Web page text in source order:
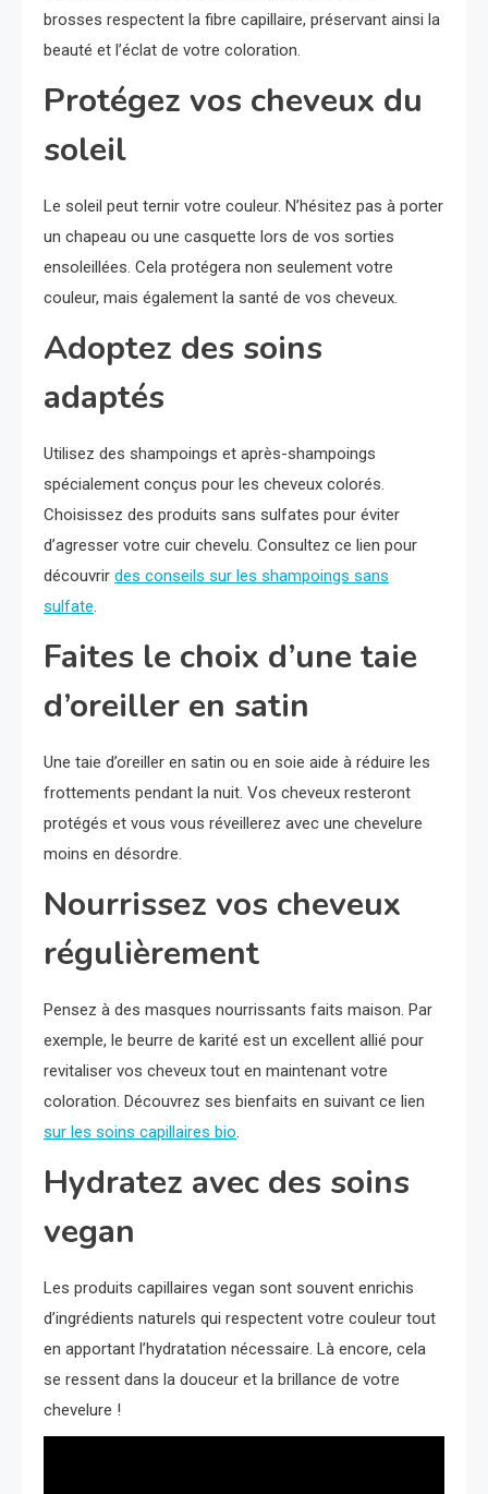
brosses respectent la fibre capillaire, préservant ainsi la
beauté et l’éclat de votre coloration.
Protégez vos cheveux du
soleil
Le soleil peut ternir votre couleur. N’hésitez pas à porter
un chapeau ou une casquette lors de vos sorties
ensoleillées. Cela protégera non seulement votre
couleur, mais également la santé de vos cheveux.
Adoptez des soins
adaptés
Utilisez des shampoings et après-shampoings
spécialement conçus pour les cheveux colorés.
Choisissez des produits sans sulfates pour éviter
d’agresser votre cuir chevelu. Consultez ce lien pour
découvrir des conseils sur les shampoings sans
sulfate
Faites le choix d’une taie
d’oreiller en satin
Une taie d’oreiller en satin ou en soie aide à réduire les
frottements pendant la nuit. Vos cheveux resteront
protégés et vous vous réveillerez avec une chevelure
moins en désordre.
Nourrissez vos cheveux
régulièrement
Pensez à des masques nourrissants faits maison. Par
exemple, le beurre de karité est un excellent allié pour
revitaliser vos cheveux tout en maintenant votre
coloration. Découvrez ses bienfaits en suivant ce lien
sur les soins capillaires bio
Hydratez avec des soins
vegan
Les produits capillaires vegan sont souvent enrichis
d’ingrédients naturels qui respectent votre couleur tout
en apportant l’hydratation nécessaire. Là encore, cela
se ressent dans la douceur et la brillance de votre
chevelure !